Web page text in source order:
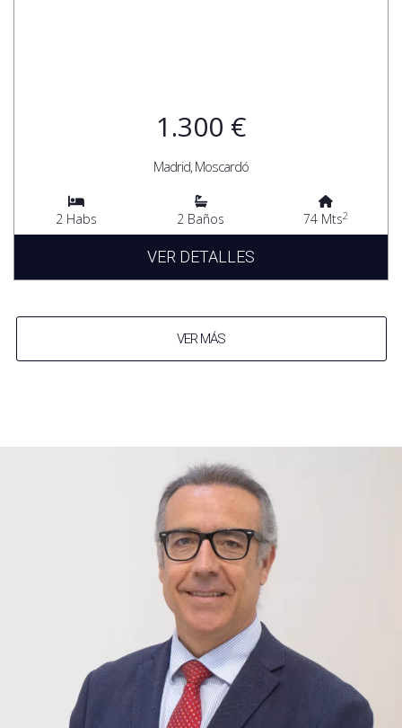
1.300 €
Madrid, Moscardó
2 Habs 2 Baños 74 Mts2
VER DETALLES
VER MÁS